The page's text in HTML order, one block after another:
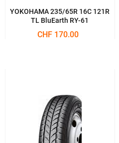
YOKOHAMA 235/65R 16C 121R
TL BluEarth RY-61
CHF 170.00